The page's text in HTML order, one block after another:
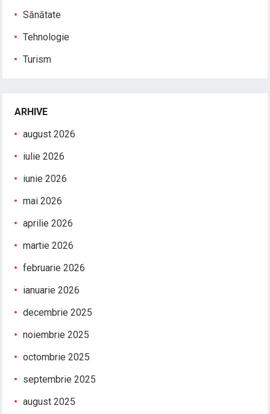
Sănătate
Tehnologie
Turism
ARHIVE
august 2026
iulie 2026
iunie 2026
mai 2026
aprilie 2026
martie 2026
februarie 2026
ianuarie 2026
decembrie 2025
noiembrie 2025
octombrie 2025
septembrie 2025
august 2025